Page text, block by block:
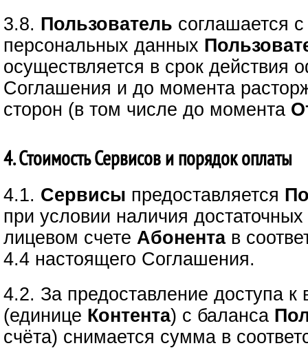
3.8. Пользователь соглашается
персональных данных
осуществляется в срок действия
Соглашения и до момента
сторон (в том числе до момента
4. Стоимость Сервисов и порядок оплаты
4.1. Сервисы предоставляется
при условии наличия
лицевом счетеАбонентав
4.4 настоящего Соглашения.
4.2. За предоставление доступа
(единице Контента) с баланса
счёта) снимается сумма в